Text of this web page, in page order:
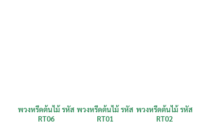
พวงหรีดต้นไม้ รหัส
RT06
พวงหรีดต้นไม้ รหัส
RT01
พวงหรีดต้นไม้ รหัส
RT02